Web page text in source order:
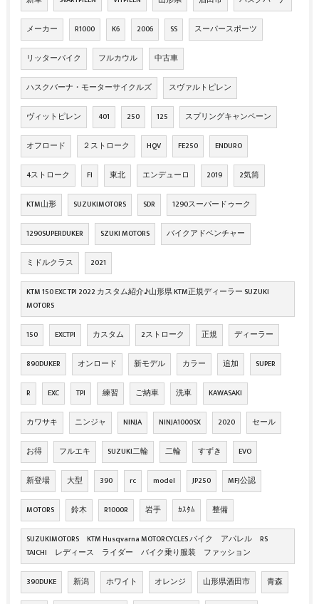
メーカー R1000 K6 2006 SS スーパースポーツ
リッターバイク フルカウル 中古車
ハスクバーナ・モーターサイクルズ スヴァルトピレン
ヴィットピレン 401 250 125 スプリングキャンペーン
オフロード ２ストローク HQV FE250 ENDURO
4ストローク FI 東北 エンデューロ 2019 2気筒
KTM山形 SUZUKIMOTORS SDR 1290スーパードゥーク
1290SUPERDUKER SZUKI MOTORS バイクアドベンチャー
ミドルクラス 2021
KTM 150 EXC TPI 2022 カスタム紹介♪山形県 KTM正規ディーラー SUZUKI
MOTORS
150 EXCTPI カスタム 2ストローク 正規 ディーラー
890DUKER オンロード 新モデル カラー 追加 SUPER
R EXC TPI 練習 ご納車 洗車 KAWASAKI
カワサキ ニンジャ NINJA NINJA1000SX 2020 セール
お得 フルエキ SUZUKI二輪 二輪 すずき EVO
新登場 大型 390 rc model JP250 MFJ公認
MOTORS 鈴木 R1000R 岩手 ｶｽﾀﾑ 整備
SUZUKIMOTORS KTM Husqvarna MOTORCYCLES バイク アパレル RS
TAICHI レディース ライダー バイク乗り服装 ファッション
390DUKE 新潟 ホワイト オレンジ 山形県酒田市 青森